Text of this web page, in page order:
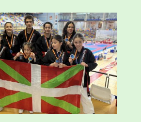
Espainiako txapelketan